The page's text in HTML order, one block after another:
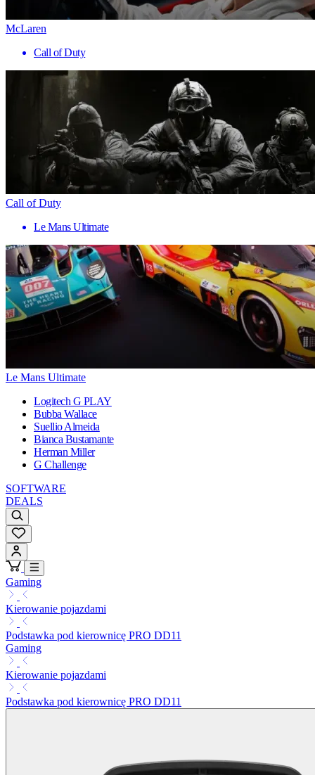
McLaren
Call of Duty
Call of Duty
Le Mans Ultimate
Le Mans Ultimate
Logitech G PLAY
Bubba Wallace
Suellio Almeida
Bianca Bustamante
Herman Miller
G Challenge
SOFTWARE
DEALS
Gaming
Kierowanie pojazdami
Podstawka pod kierownicę PRO DD11
Gaming
Kierowanie pojazdami
Podstawka pod kierownicę PRO DD11